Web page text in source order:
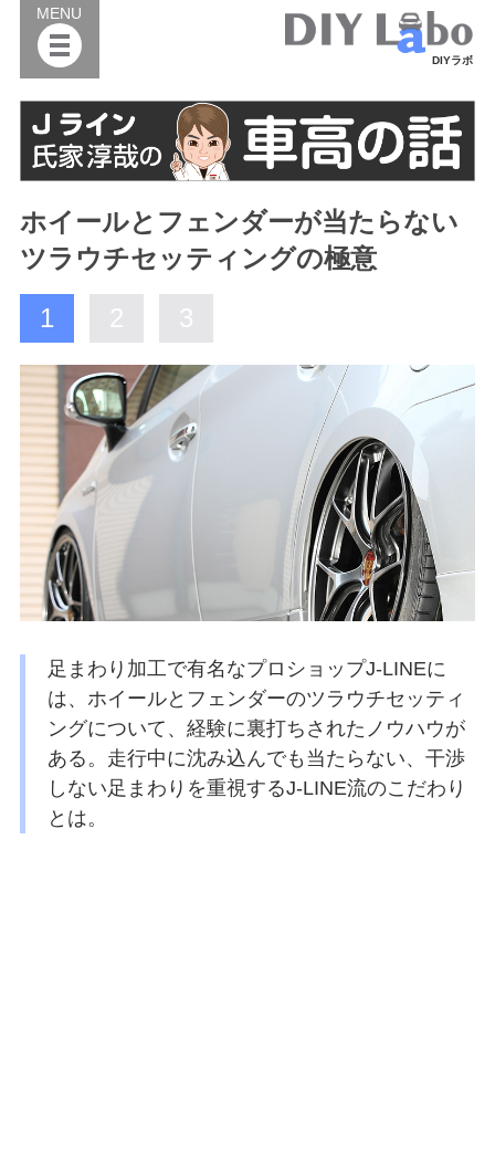
DIYラボ
MENU
ホイールとフェンダーが当たらない
ツラウチセッティングの極意
1
2 3
足まわり加工で有名なプロショップJ-LINEに
は、ホイールとフェンダーのツラウチセッティ
ングについて、経験に裏打ちされたノウハウが
ある。走行中に沈み込んでも当たらない、干渉
しない足まわりを重視するJ-LINE流のこだわり
とは。